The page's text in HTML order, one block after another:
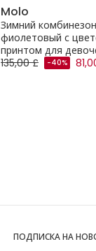
Molo
Зимний
фиолетовый с
принтом для
135,00 £
-40%
ПОДПИСКА НА